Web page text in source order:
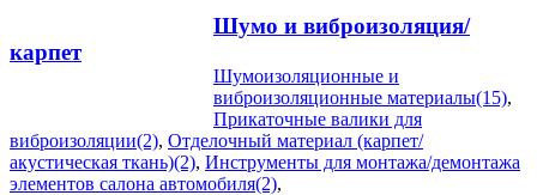
Шумо и виброизоляция/
карпет
Шумоизоляционные и
виброизоляционные материалы(15),
Прикаточные валики для
виброизоляции(2), Отделочный материал (карпет/
акустическая ткань)(2), Инструменты для монтажа/демонтажа
элементов салона автомобиля(2),